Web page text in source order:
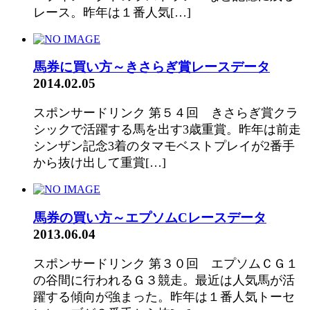
レース。昨年は１番人気[…]
馬券に買い方～きさらぎ賞レースデータ
2014.02.05
スポンサードリンク 第５４回 きさらぎ賞クラ
シックで活躍する馬を出す3歳重賞。昨年は前走
シンザン記念3着のタマモベストプレイが2番手
から抜け出して重賞[…]
馬券の買い方～エプソムCレースデータ
2013.06.04
スポンサードリンク 第３０回 エプソムＣＧ１
の谷間に行われるＧ３競走。最近は人気馬が活
躍する傾向が強まった。昨年は１番人気トーセ